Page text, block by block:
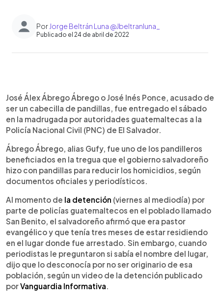
Por Jorge Beltrán Luna @Jbeltranluna_
Publicado el 24 de abril de 2022
► Escuchar artículo
José Álex Ábrego Ábrego o José Inés Ponce, acusado de
ser un cabecilla de pandillas, fue entregado el sábado
en la madrugada por autoridades guatemaltecas a la
Policía Nacional Civil (PNC) de El Salvador.
Ábrego Ábrego, alias Gufy, fue uno de los pandilleros
beneficiados en la tregua que el gobierno salvadoreño
hizo con pandillas para reducir los homicidios, según
documentos oficiales y periodísticos.
Al momento de la detención (viernes al mediodía) por
parte de policías guatemaltecos en el poblado llamado
San Benito, el salvadoreño afirmó que era pastor
evangélico y que tenía tres meses de estar residiendo
en el lugar donde fue arrestado. Sin embargo, cuando
periodistas le preguntaron si sabía el nombre del lugar,
dijo que lo desconocía por no ser originario de esa
población, según un video de la detención publicado
porVanguardia Informativa